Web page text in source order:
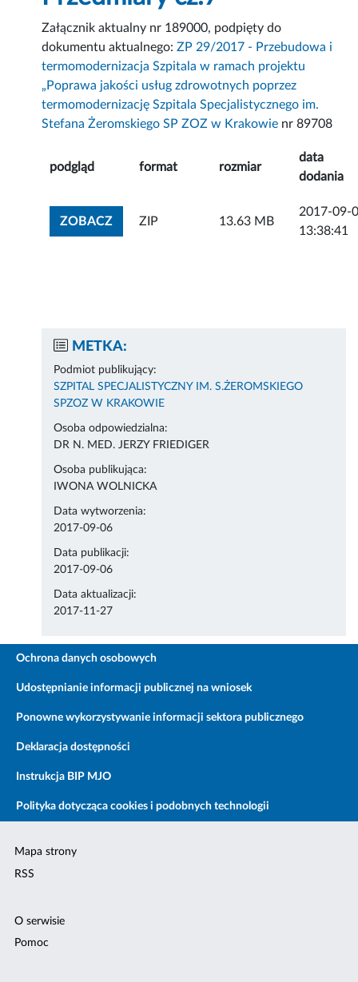
Załącznik aktualny nr 189000, podpięty do
dokumentu aktualnego:ZP 29/2017 - Przebudowa i
termomodernizacja Szpitala w ramach projektu
„Poprawa jakości usług zdrowotnych poprzez
termomodernizację Szpitala Specjalistycznego im.
Stefana Żeromskiego SP ZOZ w Krakowie nr 89708
podgląd format rozmiar
data
dodania
ZOBACZZOBACZ ZAŁĄCZNIK
ZIP 13.63 MB
2017-09-
13:38:41
METKA:
Podmiot publikujący:
SZPITAL SPECJALISTYCZNY IM. S.ŻEROMSKIEGO
SPZOZ W KRAKOWIE
Osoba odpowiedzialna:
DR N. MED. JERZY FRIEDIGER
Osoba publikująca:
IWONA WOLNICKA
Data wytworzenia:
2017-09-06
Data publikacji:
2017-09-06
Data aktualizacji:
2017-11-27
Ochrona danych osobowych
Udostępnianie informacji publicznej na wniosek
Ponowne wykorzystywanie informacji sektora publicznego
Deklaracja dostępności
Instrukcja BIP MJO
Polityka dotycząca cookies i podobnych technologii
Mapa strony
RSS
O serwisie
Pomoc